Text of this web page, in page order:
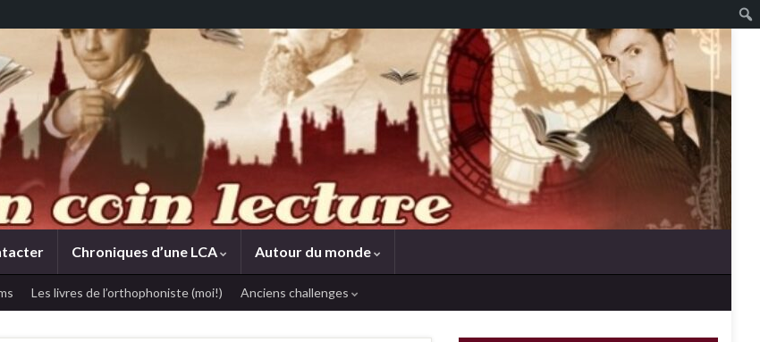
Chroniques d’une LCA Autour du monde
Les livres de l’orthophoniste (moi!) Anciens challenges